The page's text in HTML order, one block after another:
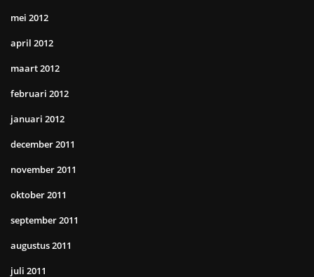
mei 2012
april 2012
maart 2012
februari 2012
januari 2012
december 2011
november 2011
oktober 2011
september 2011
augustus 2011
juli 2011